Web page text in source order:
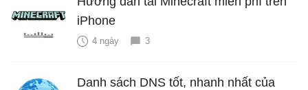
iPhone
4 ngày 3
Danh sách DNS tốt, nhanh nhất của